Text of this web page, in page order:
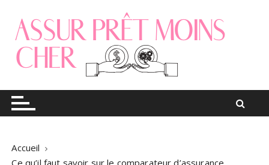
Assur pret moins cher
Le blog finance
Accueil
Ce qu’il faut savoir sur le comparateur d’assurance